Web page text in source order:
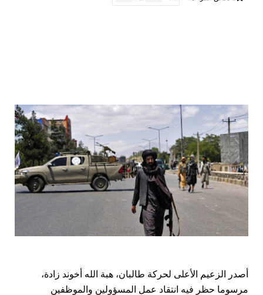
أصدر الزعيم الأعلى لحركة طالبان، هبة الله أخوند زادة،
مرسوما حظر فيه انتقاد عمل المسؤولين والموظفين